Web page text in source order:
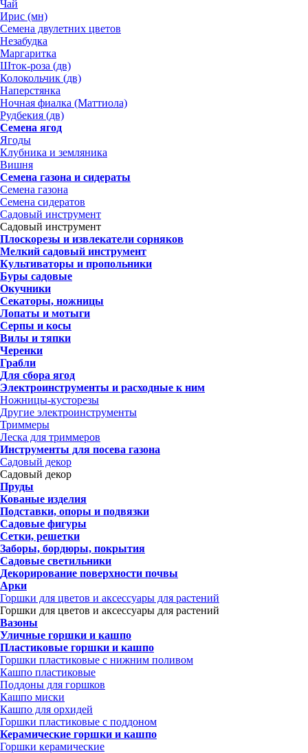
Чай
Ирис (мн)
Семена двулетних цветов
Незабудка
Маргаритка
Шток-роза (дв)
Колокольчик (дв)
Наперстянка
Ночная фиалка (Маттиола)
Рудбекия (дв)
Семена ягод
Ягоды
Клубника и земляника
Вишня
Семена газона и сидераты
Семена газона
Семена сидератов
Садовый инструмент
Садовый инструмент
Плоскорезы и извлекатели сорняков
Мелкий садовый инструмент
Культиваторы и пропольники
Буры садовые
Окучники
Секаторы, ножницы
Лопаты и мотыги
Серпы и косы
Вилы и тяпки
Черенки
Грабли
Для сбора ягод
Электроинструменты и расходные к ним
Ножницы-кусторезы
Другие электроинструменты
Триммеры
Леска для триммеров
Инструменты для посева газона
Садовый декор
Садовый декор
Пруды
Кованые изделия
Подставки, опоры и подвязки
Садовые фигуры
Сетки, решетки
Заборы, бордюры, покрытия
Садовые светильники
Декорирование поверхности почвы
Арки
Горшки для цветов и аксессуары для растений
Горшки для цветов и аксессуары для растений
Вазоны
Уличные горшки и кашпо
Пластиковые горшки и кашпо
Горшки пластиковые с нижним поливом
Кашпо пластиковые
Поддоны для горшков
Кашпо миски
Кашпо для орхидей
Горшки пластиковые с поддоном
Керамические горшки и кашпо
Горшки керамические